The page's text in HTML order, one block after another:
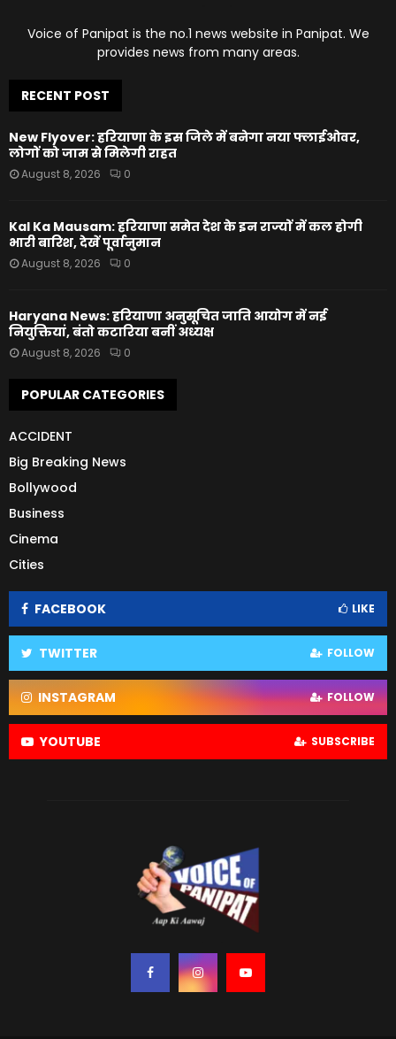
Voice of Panipat is the no.1 news website in Panipat. We
provides news from many areas.
RECENT POST
New Flyover: हरियाणा के इस जिले में बनेगा नया फ्लाईओवर,
लोगों को जाम से मिलेगी राहत
August 8, 2026 0
Kal Ka Mausam: हरियाणा समेत देश के इन राज्यों में कल होगी
भारी बारिश, देखें पूर्वानुमान
August 8, 2026 0
Haryana News: हरियाणा अनुसूचित जाति आयोग में नई
नियुक्तियां, बंतो कटारिया बनीं अध्यक्ष
August 8, 2026 0
POPULAR CATEGORIES
ACCIDENT
Big Breaking News
Bollywood
Business
Cinema
Cities
FACEBOOK LIKE
TWITTER FOLLOW
INSTAGRAM FOLLOW
YOUTUBE SUBSCRIBE